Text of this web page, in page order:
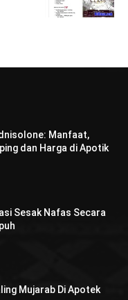
Manfaat,
dan Harga di Apotik
Sesak Nafas Secara
Mujarab Di Apotek